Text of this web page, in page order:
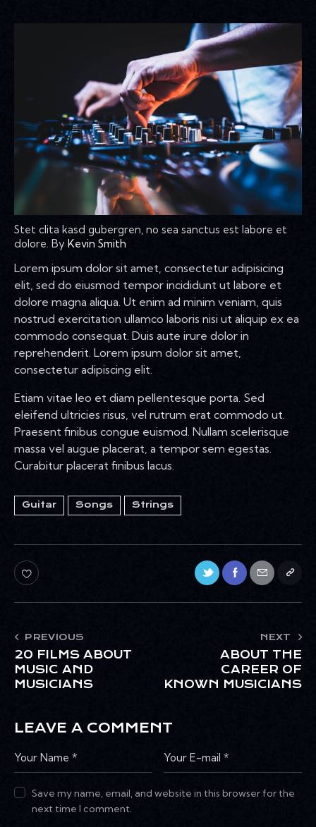
Stet clita kasd gubergren, no sea sanctus est labore et
dolore. By Kevin Smith
Lorem ipsum dolor sit amet, consectetur adipisicing
elit, sed do eiusmod tempor incididunt ut labore et
dolore magna aliqua. Ut enim ad minim veniam, quis
nostrud exercitation ullamco laboris nisi ut aliquip ex ea
commodo consequat. Duis aute irure dolor in
reprehenderit. Lorem ipsum dolor sit amet,
consectetur adipiscing elit.
Etiam vitae leo et diam pellentesque porta. Sed
eleifend ultricies risus, vel rutrum erat commodo ut.
Praesent finibus congue euismod. Nullam scelerisque
massa vel augue placerat, a tempor sem egestas.
Curabitur placerat finibus lacus.
Guitar Songs Strings
PREVIOUS
20 FILMS ABOUT
MUSIC AND
MUSICIANS
NEXT
ABOUT THE
CAREER OF
KNOWN MUSICIANS
LEAVE A COMMENT
Save my name, email, and website in this browser for the
next time I comment.